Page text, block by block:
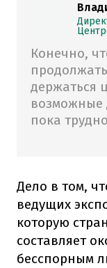
Конечно,
держаться
возможные
пока
Дело в том,
ведущих
которую
составляет
бесспорным